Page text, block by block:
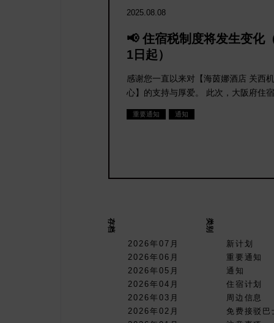
2025.08.08
📢 住宿税制度将发生变化
1日起）
感谢您一直以来对【海茵娜酒店 关西
心】的支持与厚爱。 此次，大阪府
重要通知 通知
存档
2026年07月
2026年06月
2026年05月
2026年04月
2026年03月
2026年02月
类别
新计划
重要通知
通知
住宿计划
周边信息
免费接驳巴